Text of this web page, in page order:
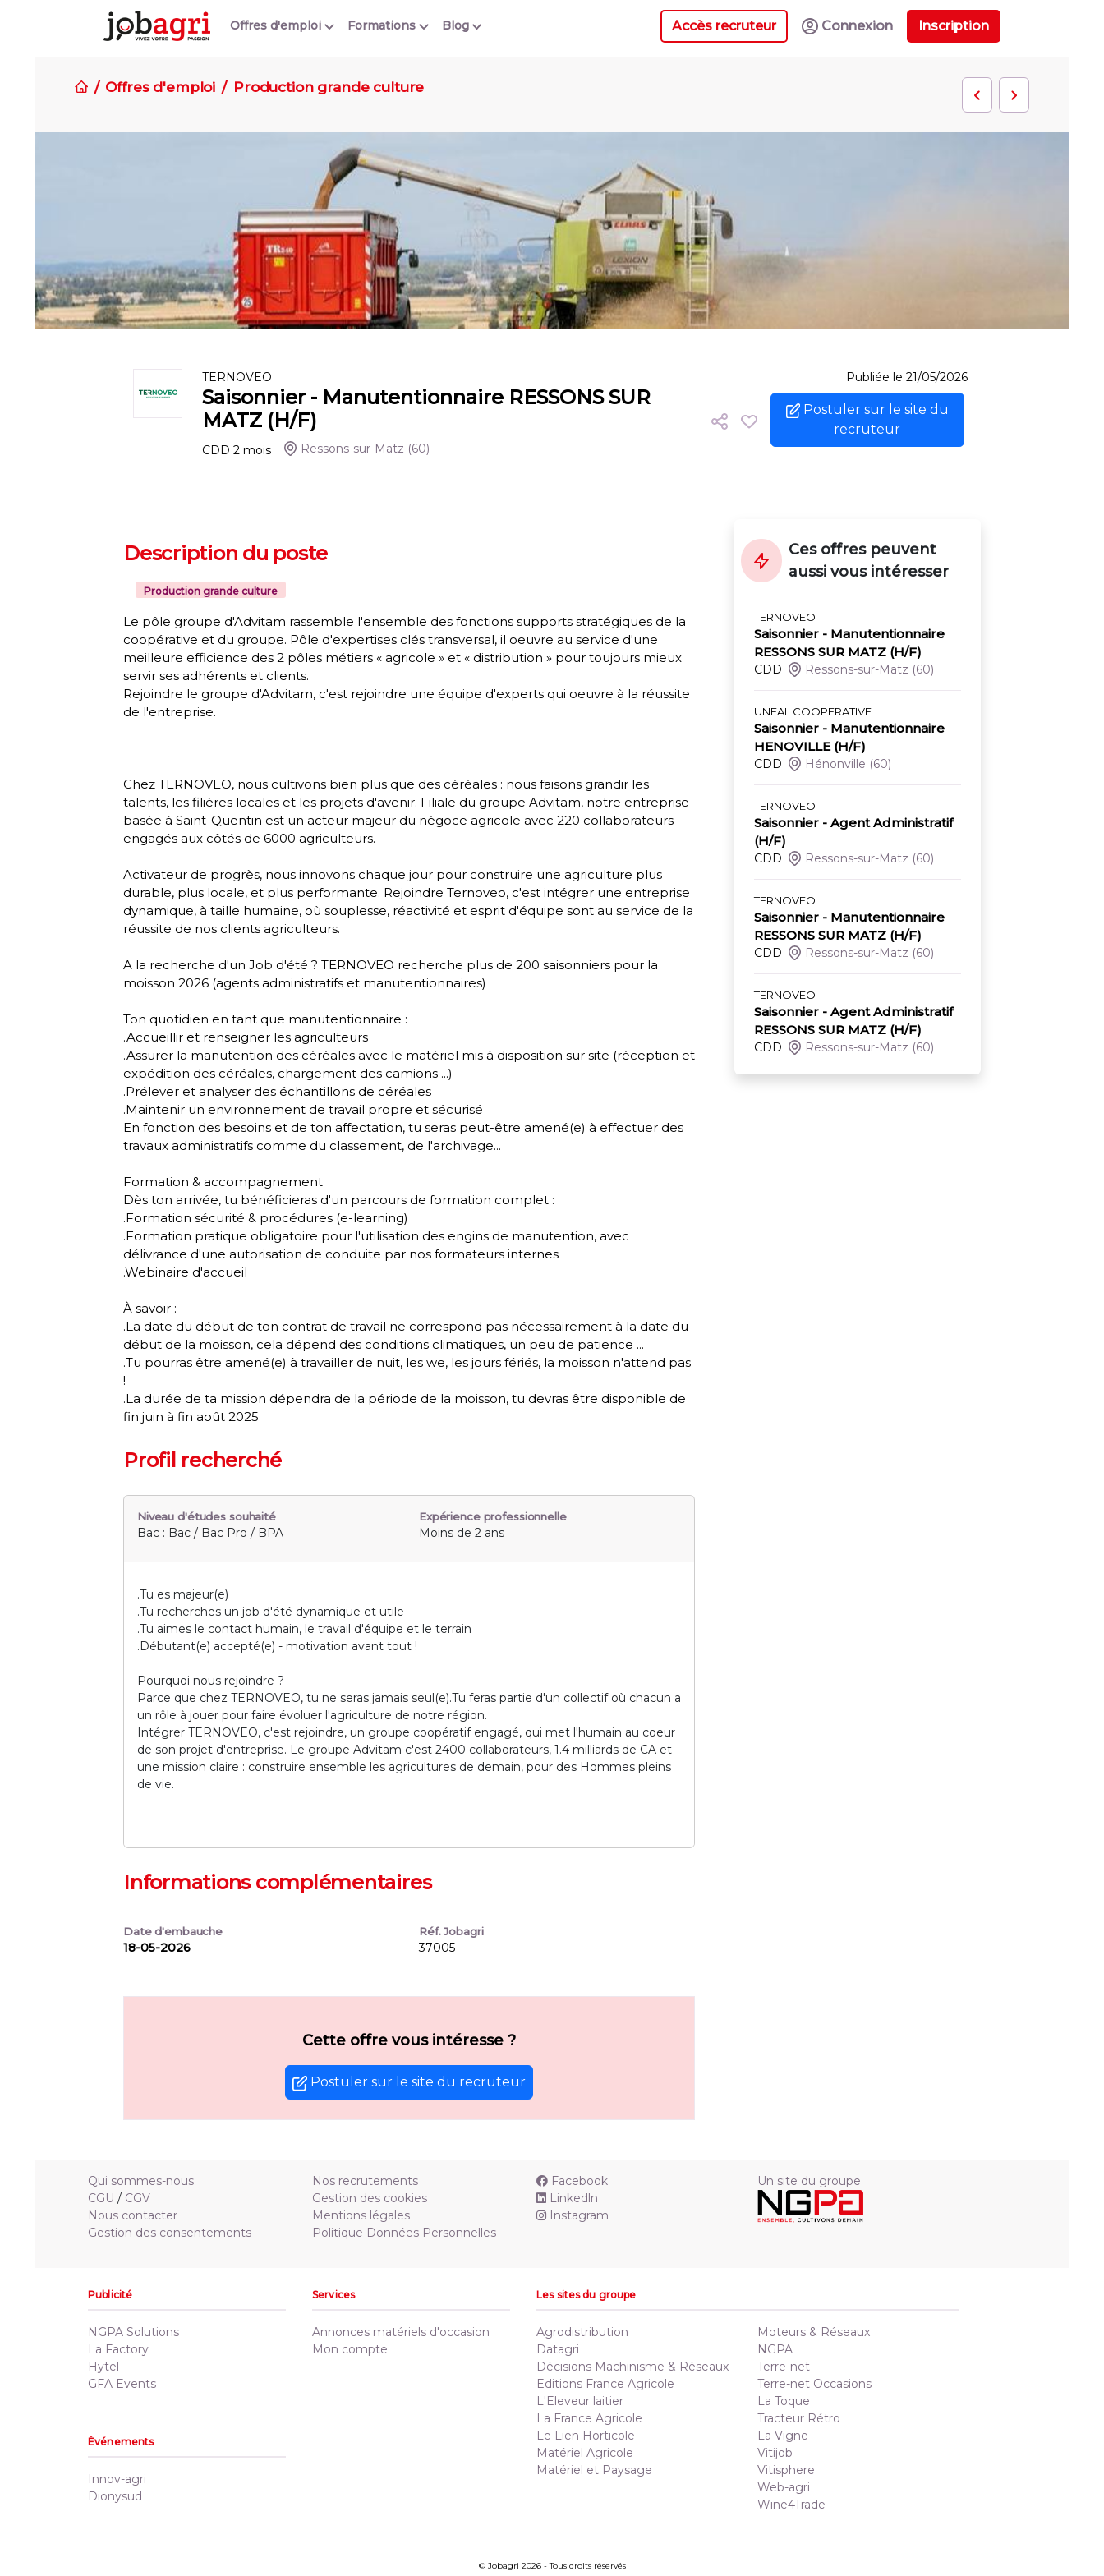
Offres d'emploi Blog
Formations Accès recruteur Connexion Inscription
Offres d'emploi Production grande culture
TERNOVEO
Saisonnier - Manutentionnaire RESSONS SUR
MATZ (H/F)
CDD 2 mois Ressons-sur-Matz (60)
Publiée le 21/05/2026
Postuler sur le site du
recruteur
Description du poste
Production grande culture
Le pôle groupe d'Advitam rassemble l'ensemble des fonctions supports stratégiques de la
coopérative et du groupe. Pôle d'expertises clés transversal, il oeuvre au service d'une
meilleure efficience des 2 pôles métiers « agricole » et « distribution » pour toujours mieux
servir ses adhérents et clients.
Rejoindre le groupe d'Advitam, c'est rejoindre une équipe d'experts qui oeuvre à la réussite
de l'entreprise.
Chez TERNOVEO, nous cultivons bien plus que des céréales : nous faisons grandir les
talents, les filières locales et les projets d'avenir. Filiale du groupe Advitam, notre entreprise
basée à Saint-Quentin est un acteur majeur du négoce agricole avec 220 collaborateurs
engagés aux côtés de 6000 agriculteurs.
Activateur de progrès, nous innovons chaque jour pour construire une agriculture plus
durable, plus locale, et plus performante. Rejoindre Ternoveo, c'est intégrer une entreprise
dynamique, à taille humaine, où souplesse, réactivité et esprit d'équipe sont au service de la
réussite de nos clients agriculteurs.
A la recherche d'un Job d'été ? TERNOVEO recherche plus de 200 saisonniers pour la
moisson 2026 (agents administratifs et manutentionnaires)
Ton quotidien en tant que manutentionnaire :
.Accueillir et renseigner les agriculteurs
.Assurer la manutention des céréales avec le matériel mis à disposition sur site (réception et
expédition des céréales, chargement des camions ...)
.Prélever et analyser des échantillons de céréales
.Maintenir un environnement de travail propre et sécurisé
En fonction des besoins et de ton affectation, tu seras peut-être amené(e) à effectuer des
travaux administratifs comme du classement, de l'archivage...
Formation & accompagnement
Dès ton arrivée, tu bénéficieras d'un parcours de formation complet :
.Formation sécurité & procédures (e-learning)
.Formation pratique obligatoire pour l'utilisation des engins de manutention, avec
délivrance d'une autorisation de conduite par nos formateurs internes
.Webinaire d'accueil
À savoir :
.La date du début de ton contrat de travail ne correspond pas nécessairement à la date du
début de la moisson, cela dépend des conditions climatiques, un peu de patience ...
.Tu pourras être amené(e) à travailler de nuit, les we, les jours fériés, la moisson n'attend pas
!
.La durée de ta mission dépendra de la période de la moisson, tu devras être disponible de
fin juin à fin août 2025
Profil recherché
Niveau d'études souhaité
Bac : Bac / Bac Pro / BPA
Expérience professionnelle
Moins de 2 ans
.Tu es majeur(e)
.Tu recherches un job d'été dynamique et utile
.Tu aimes le contact humain, le travail d'équipe et le terrain
.Débutant(e) accepté(e) - motivation avant tout !
Pourquoi nous rejoindre ?
Parce que chez TERNOVEO, tu ne seras jamais seul(e).Tu feras partie d'un collectif où chacun a
un rôle à jouer pour faire évoluer l'agriculture de notre région.
Intégrer TERNOVEO, c'est rejoindre, un groupe coopératif engagé, qui met l'humain au coeur
de son projet d'entreprise. Le groupe Advitam c'est 2400 collaborateurs, 1.4 milliards de CA et
une mission claire : construire ensemble les agricultures de demain, pour des Hommes pleins
de vie.
Informations complémentaires
Date d'embauche
18-05-2026
Réf. Jobagri
37005
Cette offre vous intéresse ?
Postuler sur le site du recruteur
Ces offres peuvent
aussi vous intéresser
TERNOVEO
Saisonnier - Manutentionnaire
RESSONS SUR MATZ (H/F)
CDD Ressons-sur-Matz (60)
UNEAL COOPERATIVE
Saisonnier - Manutentionnaire
HENOVILLE (H/F)
CDD Hénonville (60)
TERNOVEO
Saisonnier - Agent Administratif
(H/F)
CDD Ressons-sur-Matz (60)
TERNOVEO
Saisonnier - Manutentionnaire
RESSONS SUR MATZ (H/F)
CDD Ressons-sur-Matz (60)
TERNOVEO
Saisonnier - Agent Administratif
RESSONS SUR MATZ (H/F)
CDD Ressons-sur-Matz (60)
Qui sommes-nous
CGU / CGV
Nous contacter
Gestion des consentements
Nos recrutements
Gestion des cookies
Mentions légales
Politique Données Personnelles
Facebook
Linkedln
Instagram
Un site du groupe
Publicité
NGPA Solutions
La Factory
Hytel
GFA Events
Services
Annonces matériels d'occasion
Mon compte
Événements
Innov-agri
Dionysud
Les sites du groupe
Agrodistribution
Datagri
Décisions Machinisme & Réseaux
Editions France Agricole
L'Eleveur laitier
La France Agricole
Le Lien Horticole
Matériel Agricole
Matériel et Paysage
Moteurs & Réseaux
NGPA
Terre-net
Terre-net Occasions
La Toque
Tracteur Rétro
La Vigne
Vitijob
Vitisphere
Web-agri
Wine4Trade
© Jobagri 2026 - Tous droits réservés